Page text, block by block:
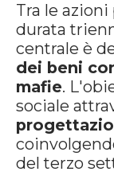
Tra le
durata
centrale è
dei beni
mafie.
sociale
del terzo